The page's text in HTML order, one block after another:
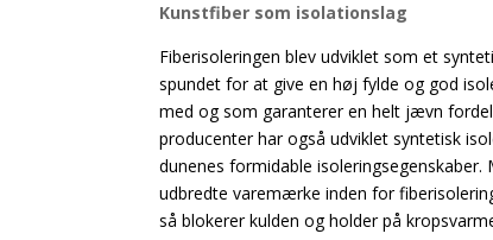
Kunstfiber som isolationslag
Fiberisoleringen blev udviklet som et
spundet for at give en høj fylde og god
med og som garanterer en helt jævn
producenter har også udviklet syntetisk
dunenes formidable
udbredte varemærke inden for
så blokerer kulden og holder på